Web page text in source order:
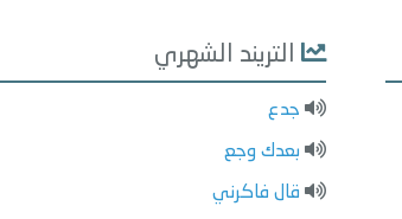
التريند الشهري
جدع
بعدك وجع
قال فاكرني